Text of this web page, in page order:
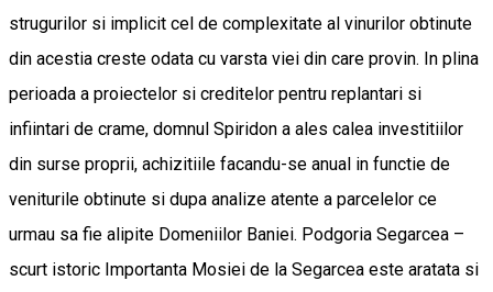
strugurilor si implicit cel de complexitate al vinurilor obtinute
din acestia creste odata cu varsta viei din care provin. In plina
perioada a proiectelor si creditelor pentru replantari si
infiintari de crame, domnul Spiridon a ales calea investitiilor
din surse proprii, achizitiile facandu-se anual in functie de
veniturile obtinute si dupa analize atente a parcelelor ce
urmau sa fie alipite Domeniilor Baniei. Podgoria Segarcea –
scurt istoric Importanta Mosiei de la Segarcea este aratata si